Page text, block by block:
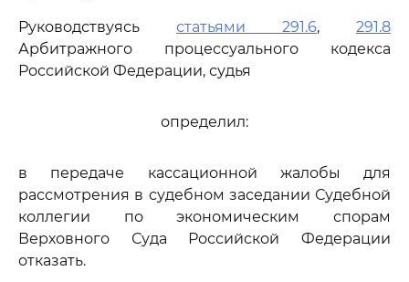
Руководствуясь статьями 291.6, 291.8
Арбитражного процессуального кодекса
Российской Федерации, судья
определил:
в передаче кассационной жалобы для
рассмотрения в судебном заседании Судебной
коллегии по экономическим спорам
Верховного Суда Российской Федерации
отказать.